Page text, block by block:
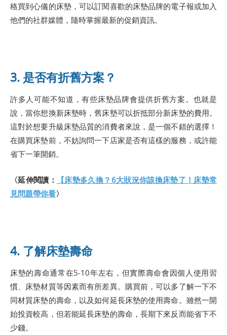
格買到心儀的床墊，可以訂閱喜歡的床墊品牌的電子報或加入
他們的社群媒體，隨時掌握最新的促銷資訊。
3. 是否有折舊方案？
許多人可能不知道，有些床墊品牌會提供折舊方案。也就是
說，當你想換新床墊時，舊床墊可以折抵部分新床墊的費用。
這對於想要升級床墊品質的消費者來說，是一個不錯的選擇！
在購買床墊前，不妨詢問一下店家是否有這樣的服務，或許能
省下一筆開銷。
〈延伸閱讀：
【床墊多久換？6大狀況你該換床墊了！床墊常
見問題帶你看〉
4. 了解床墊壽命
床墊的壽命通常在5-10年左右，但實際壽命會因個人使用習
慣、床墊材質等因素而有所差異。購買前，可以多了解一下不
同材質床墊的壽命，以及如何延長床墊的使用壽命。雖然一開
始投資較高，但若能延長床墊的壽命，長期下來反而能省下不
少錢。